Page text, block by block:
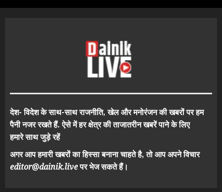
देश- विदेश के साथ-साथ राजनीति, खेल और मनोरंजन की खबरों पर हम
पैनी नजर रखते हैं. ऐसे में हर क्षेत्र की ताजातरीन खबरें पाने के लिए
हमारे साथ जुड़े रहें
अगर आप हमारी खबरों का हिस्सा बनाना चाहते है, तो आप अपने विचार
editor@dainik.liveपर भेज सकते हैं।